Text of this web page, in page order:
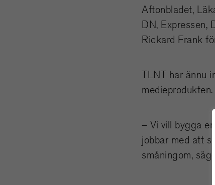
Aftonbladet,
DN, Expressen,
Rickard Frank
TLNT har ännu
– Vi vill bygga
jobbar med att
småningom,